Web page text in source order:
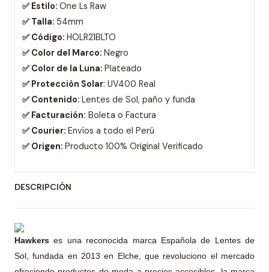
✅ Estilo: One Ls Raw
✅ Talla: 54mm
✅ Código: HOLR21BLTO
✅ Color del Marco: Negro
✅ Color de la Luna: Plateado
✅ Protección Solar: UV400 Real
✅ Contenido: Lentes de Sol, paño y funda
✅ Facturación: Boleta o Factura
✅ Courier: Envíos a todo el Perú
✅ Origen: Producto 100% Original Verificado
DESCRIPCIÓN
Hawkerses una reconocida marca Española de Lentes de
Sol, fundada en 2013 en Elche, que revoluciono el mercado